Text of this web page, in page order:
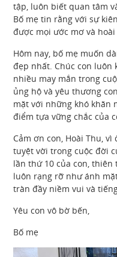
tập, luôn biết quan tâm
Bố mẹ tin rằng với sự
được mọi ước mơ và hoài
Hôm nay, bố mẹ muốn
đẹp nhất. Chúc con luôn
nhiều may mắn trong
ủng hộ và yêu thương
mặt với những khó khăn
điểm tựa vững chắc của
Cảm ơn con, Hoài Thu,
tuyệt vời trong cuộc đời
lần thứ 10 của con, thiên
luôn rạng rỡ như ánh
tràn đầy niềm vui và
Yêu con vô bờ bến,
Bố mẹ